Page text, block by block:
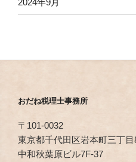
2024年9月
おだね税理士事務所
〒101-0032
東京都千代田区岩本町三丁
中和秋葉原ビル7F-37